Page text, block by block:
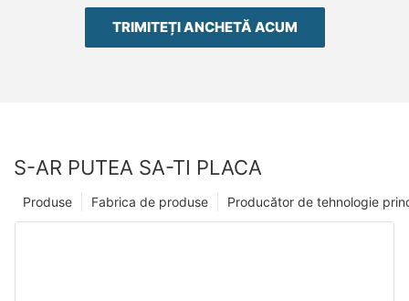
TRIMITEȚI ANCHETĂ ACUM
S-AR PUTEA SA-TI PLACA
Producător de tehnologie
Fabrica de produse
Produse